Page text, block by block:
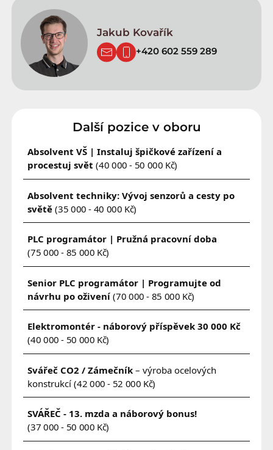
Jakub Kovařík
+420 602 559 289
Další pozice v oboru
Absolvent VŠ | Instaluj špičkové zařízení a
procestuj svět (40 000 - 50 000 Kč)
Absolvent techniky: Vývoj senzorů a cesty po
světě (35 000 - 40 000 Kč)
PLC programátor | Pružná pracovní doba
(75 000 - 85 000 Kč)
Senior PLC programátor | Programujte od
návrhu po oživení (70 000 - 85 000 Kč)
Elektromontér - náborový příspěvek 30 000 Kč
(40 000 - 50 000 Kč)
Svářeč CO2 / Zámečník – výroba ocelových
konstrukcí(42 000 - 52 000 Kč)
SVÁŘEČ - 13. mzda a náborový bonus!
(37 000 - 50 000 Kč)